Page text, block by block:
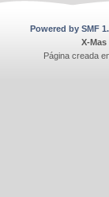
Powered by SMF
X-Mas
Página creada